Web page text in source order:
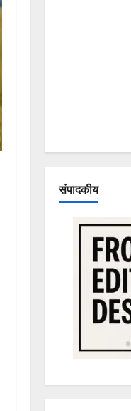
संपादकीय